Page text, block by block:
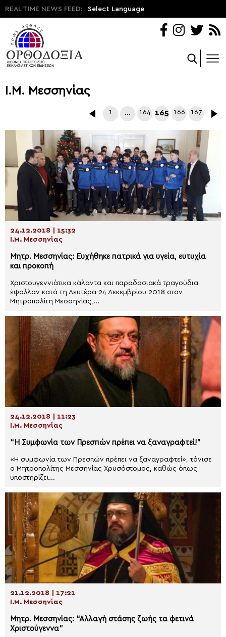
REAL TIME NEWS FEED: Select Language
Ι.Μ. Μεσσηνίας
1 … 164 165 166 167
24.12.2018 | 15:32
Ι.Μ. Μεσσηνίας
Μητρ. Μεσσηνίας: Ευχήθηκε πατρικά για υγεία, ευτυχία
και προκοπή
Χριστουγεννιάτικα κάλαντα και παραδοσιακά τραγούδια
έψαλλαν κατά τη Δευτέρα 24 Δεκεμβρίου 2018 στον
Μητροπολίτη Μεσσηνίας,...
24.12.2018 | 11:23
Ι.Μ. Μεσσηνίας
“Η Συμφωνία των Πρεσπών πρέπει να ξαναγραφτεί!”
«Η συμφωνία των Πρεσπών πρέπει να ξαναγραφτεί», τόνισε
ο Μητροπολίτης Μεσσηνίας Χρυσόστομος, καθώς όπως
υποστηρίζει...
21.12.2018 | 17:21
Ι.Μ. Μεσσηνίας
Μητρ. Μεσσηνίας: “Αλλαγή στάσης ζωής τα φετινά
Χριστούγεννα”